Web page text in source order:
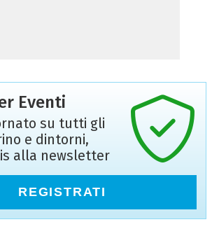
Eventi
su tutti gli
e dintorni,
alla newsletter
REGISTRATI